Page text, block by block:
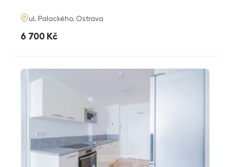
adresa
ul. Palackého, Ostrava
cena
6 700 Kč